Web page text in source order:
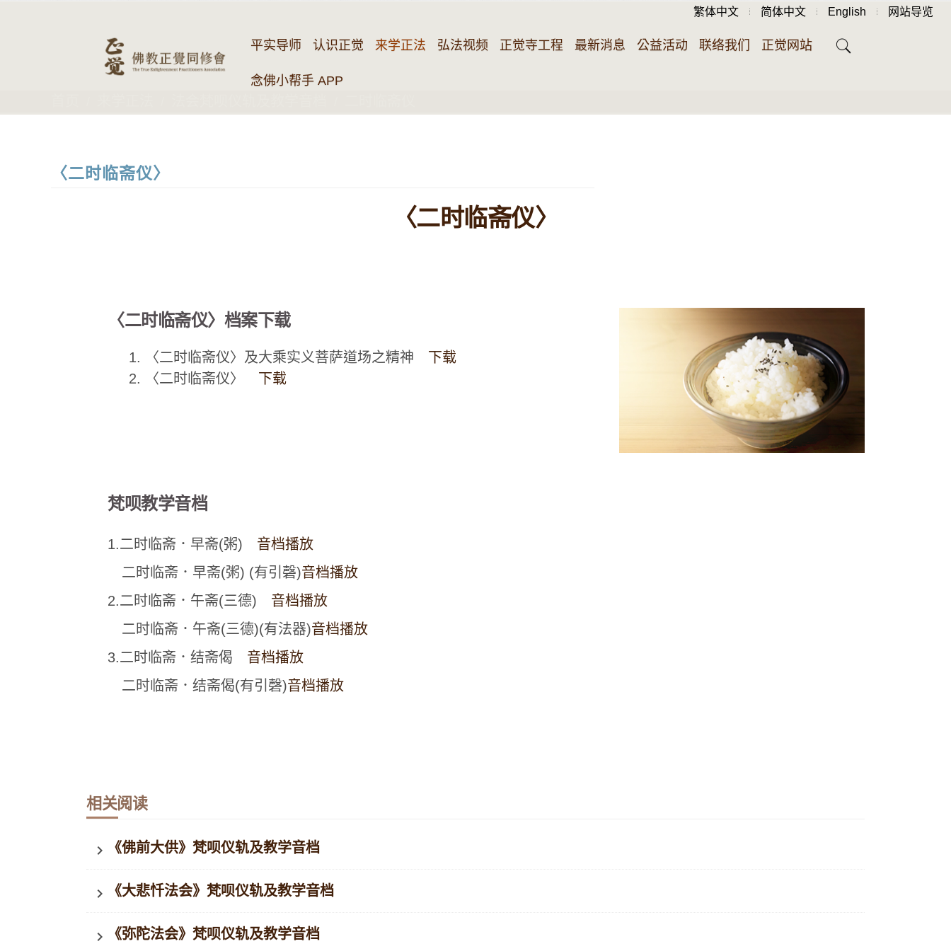
繁体中文 简体中文 English 网站导览
平实导师 认识正觉 来学正法 弘法视频 正觉寺工程 最新消息 公益活动 联络我们 正觉网站
念佛小帮手 APP
〈二时临斋仪〉
〈二时临斋仪〉
〈二时临斋仪〉档案下载
1. 〈二时临斋仪〉及大乘实义菩萨道场之精神 下载
2. 〈二时临斋仪〉 下载
梵呗教学音档
1.二时临斋．早斋(粥) 音档播放
二时临斋．早斋(粥) (有引磬)音档播放
2.二时临斋．午斋(三德) 音档播放
二时临斋．午斋(三德)(有法器)音档播放
3.二时临斋．结斋偈 音档播放
二时临斋．结斋偈(有引磬)音档播放
相关阅读
keyboard_arrow_right 《佛前大供》梵呗仪轨及教学音档
keyboard_arrow_right 《大悲忏法会》梵呗仪轨及教学音档
keyboard_arrow_right 《弥陀法会》梵呗仪轨及教学音档